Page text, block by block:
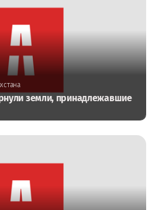
земли, принадлежавшие